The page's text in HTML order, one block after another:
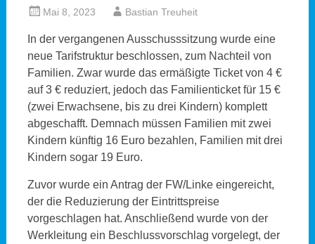
Mai 8, 2023 Bastian Treuheit
In der vergangenen Ausschusssitzung wurde eine
neue Tarifstruktur beschlossen, zum Nachteil von
Familien. Zwar wurde das ermäßigte Ticket von 4 €
auf 3 € reduziert, jedoch das Familienticket für 15 €
(zwei Erwachsene, bis zu drei Kindern) komplett
abgeschafft. Demnach müssen Familien mit zwei
Kindern künftig 16 Euro bezahlen, Familien mit drei
Kindern sogar 19 Euro.
Zuvor wurde ein Antrag der FW/Linke eingereicht,
der die Reduzierung der Eintrittspreise
vorgeschlagen hat. Anschließend wurde von der
Werkleitung ein Beschlussvorschlag vorgelegt, der